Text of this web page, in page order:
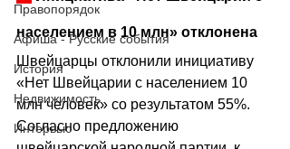
Правопорядок
Афиша - Русские события
История
Недвижимость
Интервью
населением в 10 млн» отклонена
Швейцарцы отклонили инициативу
«Нет Швейцарии с населением 10
млн человек» со результатом 55%.
Согласно предложению